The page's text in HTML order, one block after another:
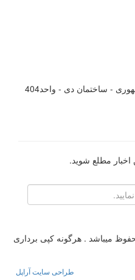
- ساختمان دی - واحد404
اخبار مطلع شوید.
میباشد . هرگونه کپی برداری
طراحی سایت آراپل